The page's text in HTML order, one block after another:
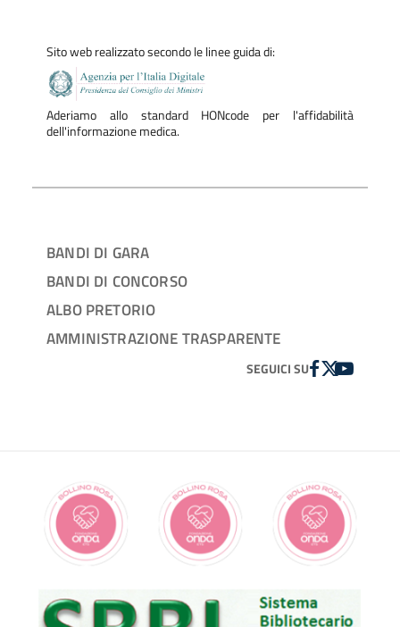
Sito web realizzato secondo le linee guida di:
Aderiamo allo standard HONcode per l'affidabilità
dell'informazione medica.
BANDI DI GARA
BANDI DI CONCORSO
ALBO PRETORIO
AMMINISTRAZIONE TRASPARENTE
SEGUICI SUFACEBOOK
TWITTER
YOUTUBE